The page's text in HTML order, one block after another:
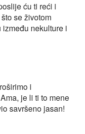
ću ti reći i
se životom
nekulture i
i
je li ti to mene
savršeno jasan!